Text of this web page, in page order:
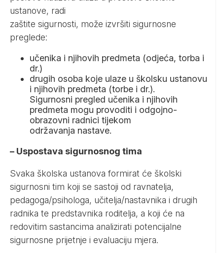
ustanove, radi
zaštite sigurnosti, može izvršiti sigurnosne
preglede:
učenika i njihovih predmeta (odjeća, torba i
dr.)
drugih osoba koje ulaze u školsku ustanovu
i njihovih predmeta (torbe i dr.).
Sigurnosni pregled učenika i njihovih
predmeta mogu provoditi i odgojno-
obrazovni radnici tijekom
održavanja nastave.
– Uspostava sigurnosnog tima
Svaka školska ustanova formirat će školski
sigurnosni tim koji se sastoji od ravnatelja,
pedagoga/psihologa, učitelja/nastavnika i drugih
radnika te predstavnika roditelja, a koji će na
redovitim sastancima analizirati potencijalne
sigurnosne prijetnje i evaluaciju mjera.